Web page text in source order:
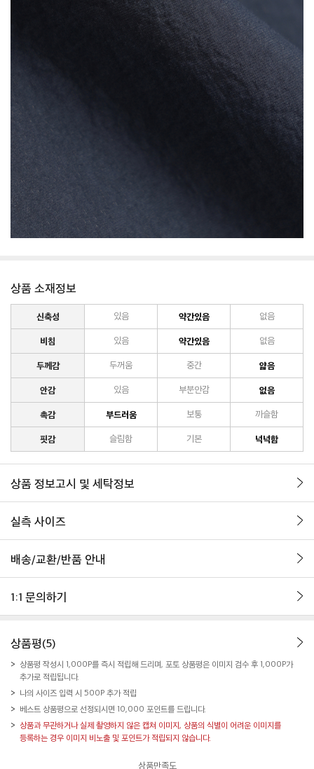
상품 소재정보
신축성 있음 약간있음 없음
비침 있음 약간있음 없음
두께감 두꺼움 중간 얇음
안감 있음 부분안감 없음
촉감 부드러움 보통 까슬함
핏감 슬림함 기본 넉넉함
상품 정보고시 및 세탁정보
실측 사이즈
배송/교환/반품 안내
1:1 문의하기
상품평(5)
상품평 작성시 1,000P를 즉시 적립해 드리며, 포토 상품평은 이미지 검수 후 1,000P가
추가로 적립됩니다.
나의 사이즈 입력 시 500P 추가 적립
베스트 상품평으로 선정되시면 10,000 포인트를 드립니다.
상품과 무관하거나 실제 촬영하지 않은 캡쳐 이미지, 상품의 식별이 어려운 이미지를
등록하는 경우 이미지 비노출 및 포인트가 적립되지 않습니다.
상품만족도